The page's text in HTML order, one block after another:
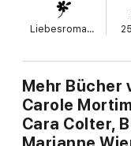
Liebe hat das nichts
Abends kommen ihm
So romantisch sich
so abweisend ist der
gegenüber. Dabei
etwas vor ihr. Wenn
muss sie sein
Liebesromane
Mehr Bücher
Carole
Cara Colter,